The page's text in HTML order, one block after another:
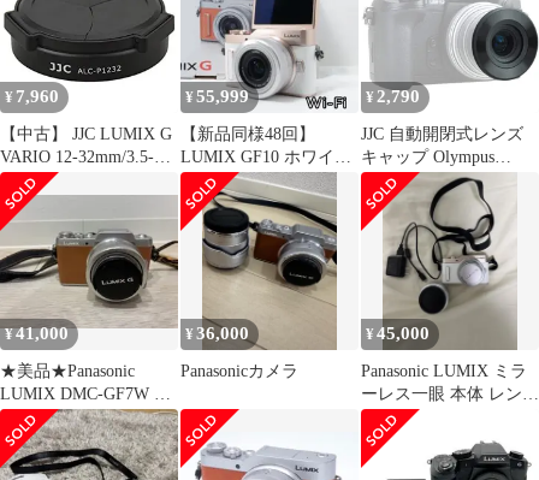
03S30BK
属品完備 元箱◇50813
¥ 7,960
【中古】 JJC LUMIX G
VARIO 12-32mm/3.5-5.6
専用オートレンズキャ
ップ ALC-P1232
¥55,999
【新品同様48回】
LUMIX GF10 ホワイト
美肌自撮り ミラーレ
ス
¥ 2,790
JJC 自動開閉式レンズ
キャップ Olympus
M.ZUIKO DIGITAL ED
14-42mm F3.5-5.6 EZ &
Olympus M.Zuiko Digital
17mm F2.8 & Panasonic
Lumix G Vario 12-3
¥41,000
★美品★Panasonic
LUMIX DMC-GF7W ブ
ラウン
¥36,000
Panasonicカメラ
¥45,000
Panasonic LUMIX ミラ
ーレス一眼 本体 レンズ
2本付